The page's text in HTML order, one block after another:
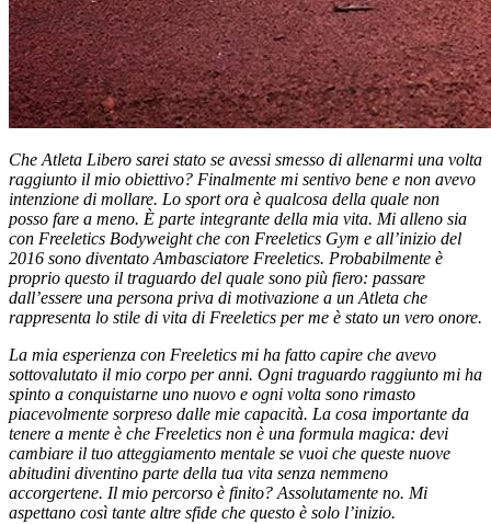
Che Atleta Libero sarei stato se avessi smesso di allenarmi una volta
raggiunto il mio obiettivo? Finalmente mi sentivo bene e non avevo
intenzione di mollare. Lo sport ora è qualcosa della quale non
posso fare a meno. È parte integrante della mia vita. Mi alleno sia
con Freeletics Bodyweight che con Freeletics Gym e all’inizio del
2016 sono diventato Ambasciatore Freeletics. Probabilmente è
proprio questo il traguardo del quale sono più fiero: passare
dall’essere una persona priva di motivazione a un Atleta che
rappresenta lo stile di vita di Freeletics per me è stato un vero onore.
La mia esperienza con Freeletics mi ha fatto capire che avevo
sottovalutato il mio corpo per anni. Ogni traguardo raggiunto mi ha
spinto a conquistarne uno nuovo e ogni volta sono rimasto
piacevolmente sorpreso dalle mie capacità. La cosa importante da
tenere a mente è che Freeletics non è una formula magica: devi
cambiare il tuo atteggiamento mentale se vuoi che queste nuove
abitudini diventino parte della tua vita senza nemmeno
accorgertene. Il mio percorso è finito? Assolutamente no. Mi
aspettano così tante altre sfide che questo è solo l’inizio.